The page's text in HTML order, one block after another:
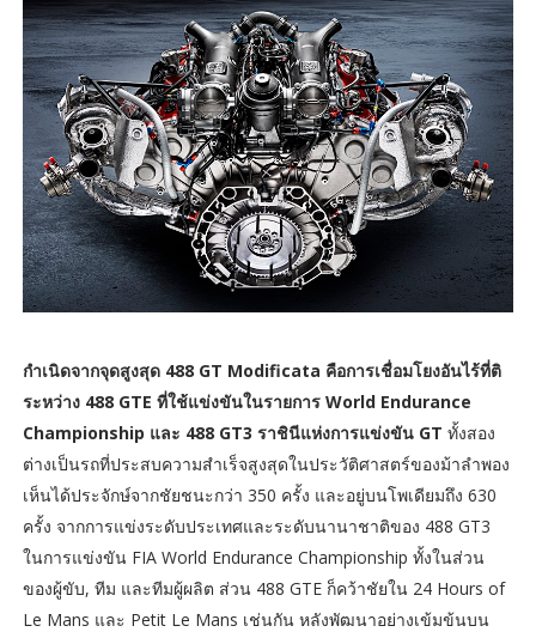
กำเนิดจากจุดสูงสุด 488 GT Modificata คือการเชื่อมโยงอันไร้ที่ติ
ระหว่าง 488 GTE ที่ใช้แข่งขันในรายการ World Endurance
Championship และ 488 GT3 ราชินีแห่งการแข่งขัน GT ทั้งสอง
ต่างเป็นรถที่ประสบความสำเร็จสูงสุดในประวัติศาสตร์ของม้าลำพอง
เห็นได้ประจักษ์จากชัยชนะกว่า 350 ครั้ง และอยู่บนโพเดียมถึง 630
ครั้ง จากการแข่งระดับประเทศและระดับนานาชาติของ 488 GT3
ในการแข่งขัน FIA World Endurance Championship ทั้งในส่วน
ของผู้ขับ, ทีม และทีมผู้ผลิต ส่วน 488 GTE ก็คว้าชัยใน 24 Hours of
Le Mans และ Petit Le Mans เช่นกัน หลังพัฒนาอย่างเข้มข้นบน